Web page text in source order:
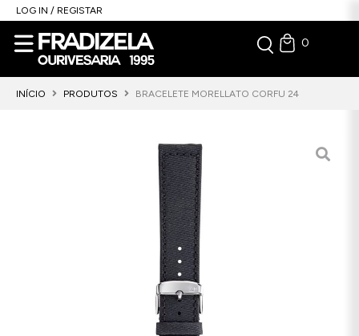
LOG IN / REGISTAR
0
INÍCIO PRODUTOS BRACELETE MORELLATO CORFU 24